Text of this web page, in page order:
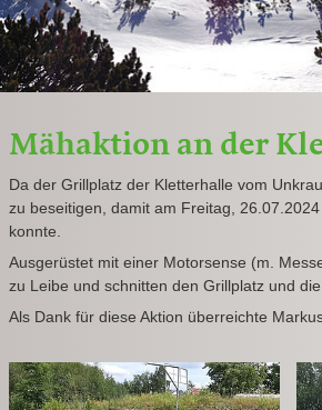
Mähaktion an der
Da der Grillplatz der Kletterhalle vom
zu beseitigen, damit am Freitag,
konnte.
Ausgerüstet mit einer Motorsense (m.
zu Leibe und schnitten den Grillplatz und
Als Dank für diese Aktion überreichte